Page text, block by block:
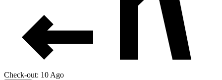
Check-out: 10 Ago